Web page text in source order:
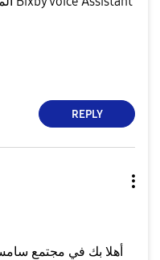
REPLY
أهلا بك في مجتمع